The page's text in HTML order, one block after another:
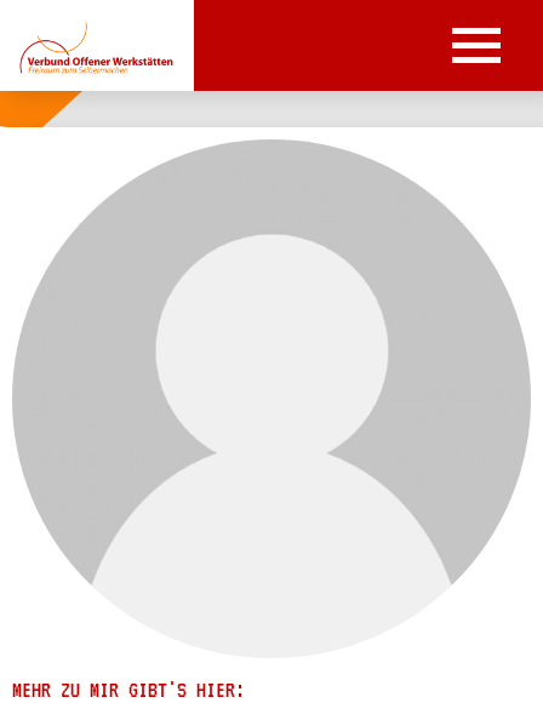
MEHR ZU MIR GIBT'S HIER: